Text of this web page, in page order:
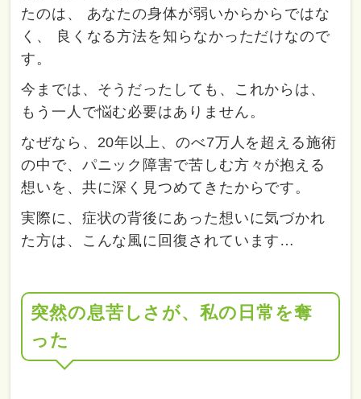
たのは、 あなたの身体が弱いからからではな
く、 良くなる方法を知らなかっただけなので
す。
今までは、そうだったしても、これからは、
もう一人で悩む必要はありません。
なぜなら、20年以上、のべ7万人を超える施術
の中で、パニック障害で苦しむ方々が抱える
想いを、共に深く見つめてきたからです。
実際に、症状の背後にあった想いに気づかれ
た方は、こんな風に回復されています…
突然の息苦しさが、私の日常を奪
った